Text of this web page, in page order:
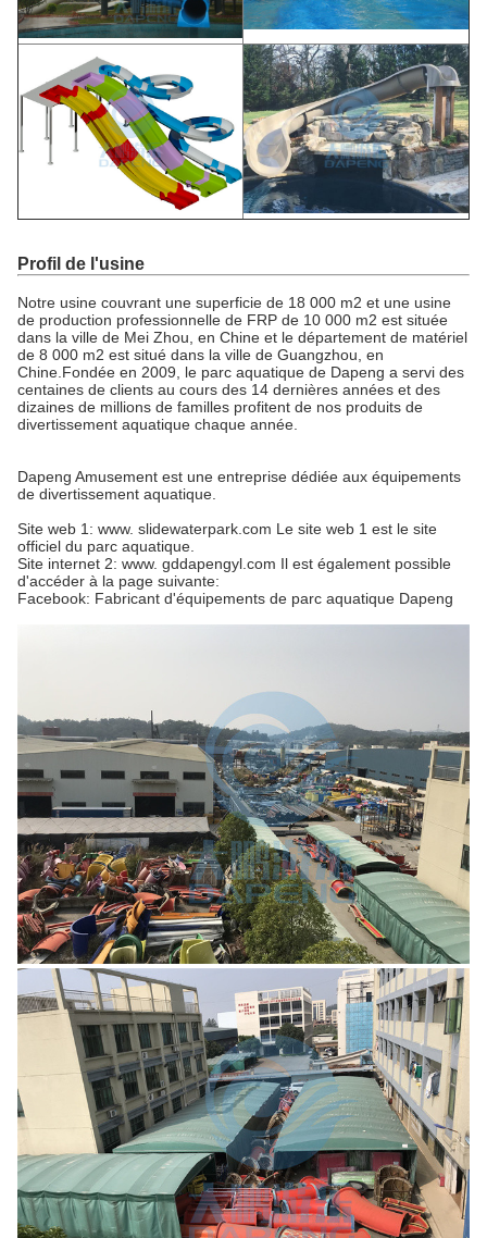
Profil de l'usine
Notre usine couvrant une superficie de 18 000 m2 et une usine
de production professionnelle de FRP de 10 000 m2 est située
dans la ville de Mei Zhou, en Chine et le département de matériel
de 8 000 m2 est situé dans la ville de Guangzhou, en
Chine.Fondée en 2009, le parc aquatique de Dapeng a servi des
centaines de clients au cours des 14 dernières années et des
dizaines de millions de familles profitent de nos produits de
divertissement aquatique chaque année.
Dapeng Amusement est une entreprise dédiée aux équipements
de divertissement aquatique.
Site web 1: www. slidewaterpark.com Le site web 1 est le site
officiel du parc aquatique.
Site internet 2: www. gddapengyl.com Il est également possible
d'accéder à la page suivante:
Facebook: Fabricant d'équipements de parc aquatique Dapeng